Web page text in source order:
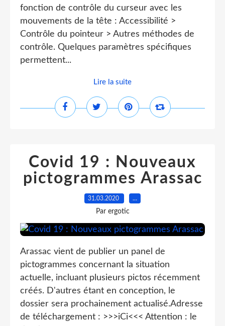
fonction de contrôle du curseur avec les
mouvements de la tête : Accessibilité >
Contrôle du pointeur > Autres méthodes de
contrôle. Quelques paramètres spécifiques
permettent...
Lire la suite
Covid 19 : Nouveaux
pictogrammes Arassac
31.03.2020 …
Par ergotic
Arassac vient de publier un panel de
pictogrammes concernant la situation
actuelle, incluant plusieurs pictos récemment
créés. D'autres étant en conception, le
dossier sera prochainement actualisé.Adresse
de téléchargement : >>>iCi<<< Attention : le